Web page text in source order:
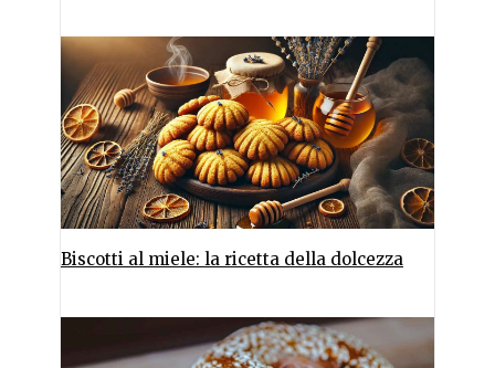
Biscotti al miele: la ricetta della dolcezza